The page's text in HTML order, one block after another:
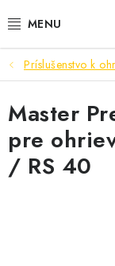
na
ZAHRADNÍ
STAVEBNÁ
Príslušenstvo k
Master
pre
/ RS 40